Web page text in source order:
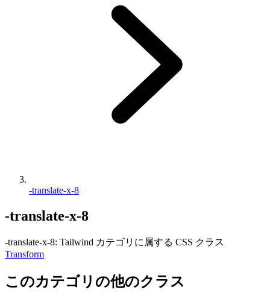
-translate-x-8
-translate-x-8
-translate-x-8: Tailwind カテゴリに属する​​ CSS クラス
Transform
このカテゴリの他のクラス